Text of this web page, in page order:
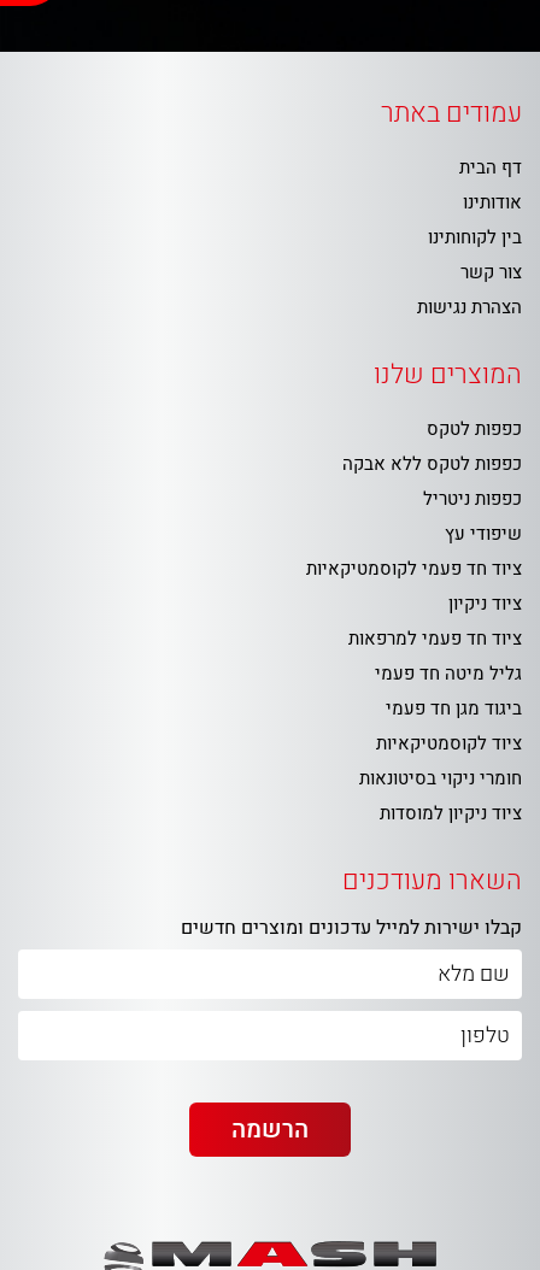
עמודים באתר
דף הבית
אודותינו
בין לקוחותינו
צור קשר
הצהרת נגישות
המוצרים שלנו
כפפות לטקס
כפפות לטקס ללא אבקה
כפפות ניטריל
שיפודי עץ
ציוד חד פעמי לקוסמטיקאיות
ציוד ניקיון
ציוד חד פעמי למרפאות
גליל מיטה חד פעמי
ביגוד מגן חד פעמי
ציוד לקוסמטיקאיות
חומרי ניקוי בסיטונאות
ציוד ניקיון למוסדות
השארו מעודכנים
קבלו ישירות למייל עדכונים ומוצרים חדשים